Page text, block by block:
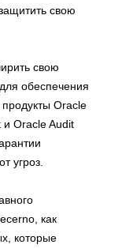
свою
свою
обеспечения
Oracle
и Oracle Audit
угроз.
как
которые